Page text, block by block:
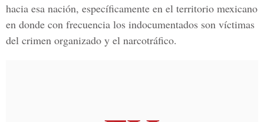
hacia esa nación, específicamente en el territorio mexicano
en donde con frecuencia los indocumentados son víctimas
del crimen organizado y el narcotráfico.